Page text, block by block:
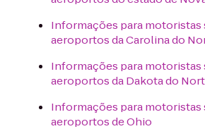
Informações para motoristas
aeroportos da Carolina do
Informações para motoristas
aeroportos da Dakota do
Informações para motoristas
aeroportos de Ohio